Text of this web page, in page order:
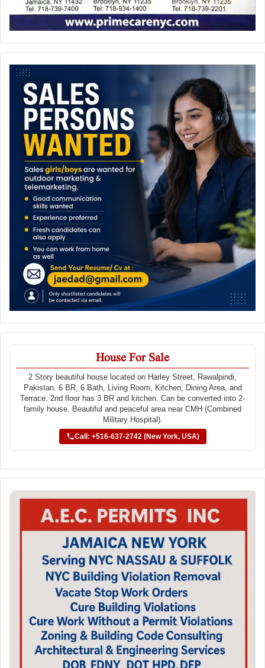
House For Sale
2 Story beautiful house located on Harley Street, Rawalpindi,
Pakistan. 6 BR, 6 Bath, Living Room, Kitchen, Dining Area, and
Terrace. 2nd floor has 3 BR and kitchen. Can be converted into 2-
family house. Beautiful and peaceful area near CMH (Combined
Military Hospital).
Call: +516-637-2742 (New York, USA)